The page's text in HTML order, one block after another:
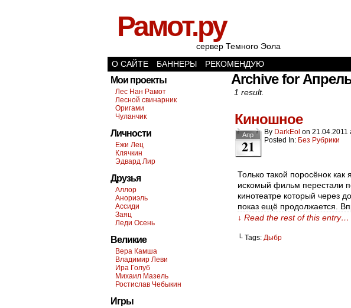
Рамот.ру
сервер Темного Эола
О САЙТЕ
БАННЕРЫ РЕКОМЕНДУЮ
Мои проекты
Лес Нан Рамот
Лесной свинарник
Оригами
Чуланчик
Личности
Ежи Лец
Клячкин
Эдвард Лир
Друзья
Аллор
Анориэль
Ассиди
Заяц
Леди Осень
Великие
Вера Камша
Владимир Леви
Ира Голуб
Михаил Мазель
Ростислав Чебыкин
Игры
Archive for
1 result.
Киношное
Апр
21
By DarkEol on 21.04.2011
Posted In: Без Рубрики
Только такой поросёнок как
искомый фильм перестали
кинотеатре который через
показ ещё продолжается.
↓ Read the rest of this entry…
└ Tags: Дыбр